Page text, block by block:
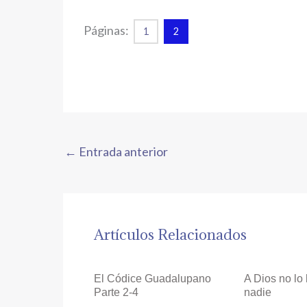
Páginas: 1 2
← Entrada anterior
Artículos Relacionados
El Códice Guadalupano
Parte 2-4
A Dios no lo
nadie